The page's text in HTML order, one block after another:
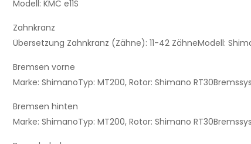
Modell: KMC e11S
Zahnkranz
Übersetzung Zahnkranz (Zähne): 11-42 ZähneModell:
Bremsen vorne
Marke: ShimanoTyp: MT200, Rotor: Shimano RT30
Bremsen hinten
Marke: ShimanoTyp: MT200, Rotor: Shimano RT30